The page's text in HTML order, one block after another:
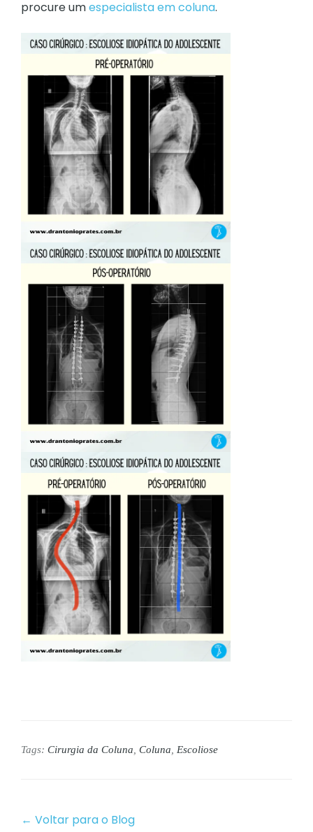
procure umespecialista em coluna.
Tags: Cirurgia da Coluna, Coluna, Escoliose
← Voltar para o Blog